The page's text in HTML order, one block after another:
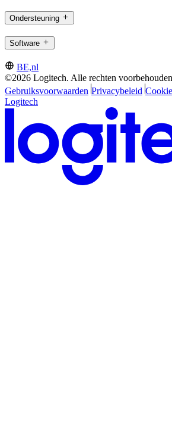
Ondersteuning
Software
BE,nl
©2026 Logitech. Alle rechten voorbehouden
Gebruiksvoorwaarden Privacybeleid
Logitech